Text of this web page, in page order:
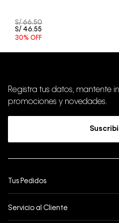
S/ 66.50
S/ 46.55
30% OFF
Registra tus datos, mantente
promociones y novedades.
Tus Pedidos
Servicio al Cliente